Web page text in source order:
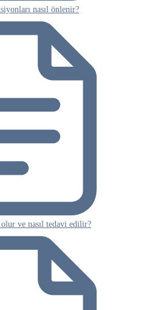
nasıl önlenir?
ve nasıl tedavi edilir?